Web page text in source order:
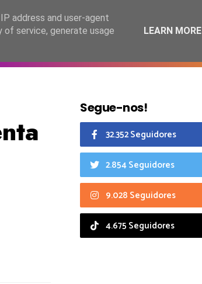
ESPECIAIS CALENDÁRIO
Segue-nos!
32.352 Seguidores
2.854 Seguidores
9.028 Seguidores
4.675 Seguidores
address and user-agent
of service, generate usage
LEARN MORE